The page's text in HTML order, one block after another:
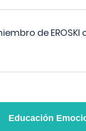
de EROSKI
Educación